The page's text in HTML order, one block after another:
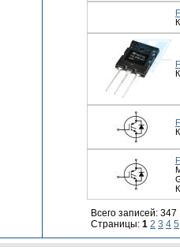
Всего записей: 347
Страницы: 1 2 3 4 5